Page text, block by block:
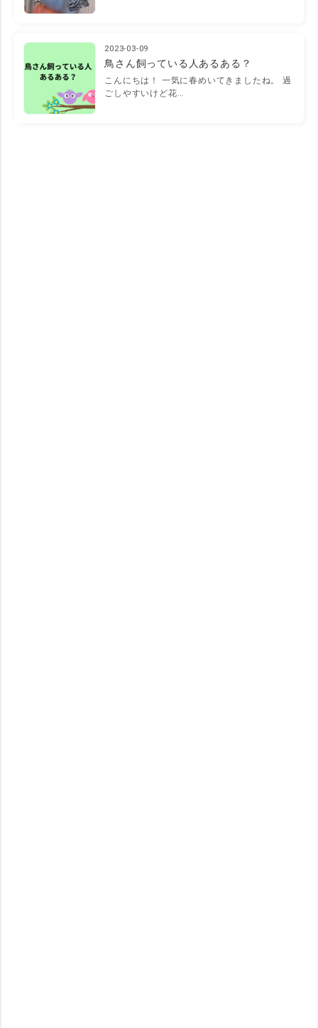
2023-03-09
鳥さん飼っている人あるある？
こんにちは！ 一気に春めいてきましたね。 過
ごしやすいけど花…